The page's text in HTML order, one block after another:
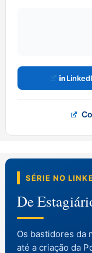
SÉRIE NO
De
Os bastidores da
até a criação da